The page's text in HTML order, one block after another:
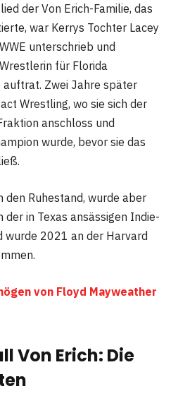
der Von Erich-Familie, das
war Kerrys Tochter Lacey
unterschrieb und
für Florida
auftrat. Zwei Jahre später
Wrestling, wo sie sich der
anschloss und
wurde, bevor sie das
den Ruhestand, wurde aber
in Texas ansässigen Indie-
wurde 2021 an der Harvard
von Floyd Mayweather
Von Erich: Die